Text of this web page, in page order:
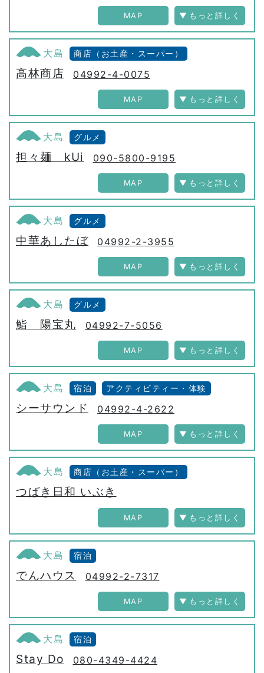
MAP
大島 商店（お土産・スーパー）
高林商店 04992-4-0075
MAP
大島 グルメ
担々麺 kUi 090-5800-9195
MAP
大島 グルメ
中華あしたぼ 04992-2-3955
MAP
大島 グルメ
鮨 陽宝丸 04992-7-5056
MAP
大島 宿泊 アクティビティー・体験
シーサウンド 04992-4-2622
MAP
大島 商店（お土産・スーパー）
つばき日和 いぶき
MAP
大島 宿泊
でんハウス 04992-2-7317
MAP
大島 宿泊
Stay Do 080-4349-4424